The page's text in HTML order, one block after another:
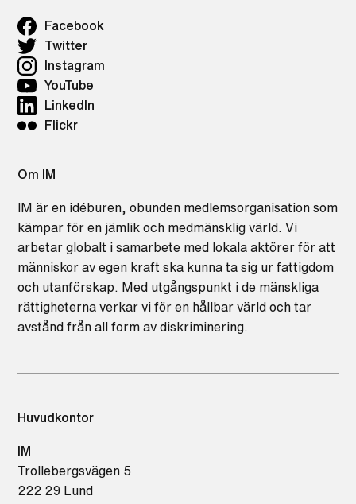
Facebook
Twitter
Instagram
YouTube
LinkedIn
Flickr
Om IM
IM är en idéburen, obunden medlemsorganisation som
kämpar för en jämlik och medmänsklig värld. Vi
arbetar globalt i samarbete med lokala aktörer för att
människor av egen kraft ska kunna ta sig ur fattigdom
och utanförskap. Med utgångspunkt i de mänskliga
rättigheterna verkar vi för en hållbar värld och tar
avstånd från all form av diskriminering.
Huvudkontor
IM
Trollebergsvägen 5
222 29 Lund